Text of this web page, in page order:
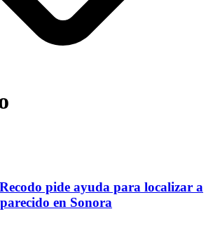
pide ayuda para localizar a
en Sonora